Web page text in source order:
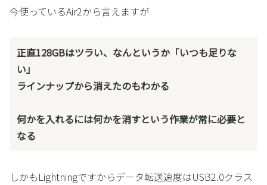
今使っているAir2から言えますが
正直128GBはツラい、なんというか「いつも足りな
い」
ラインナップから消えたのもわかる
何かを入れるには何かを消すという作業が常に必要と
なる
しかもLightningですからデータ転送速度はUSB2.0クラス